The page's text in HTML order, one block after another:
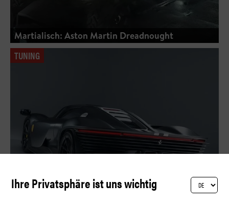
Martialisch: Aston Martin Dreadnought
TUNING
Ihre Privatsphäre ist uns wichtig